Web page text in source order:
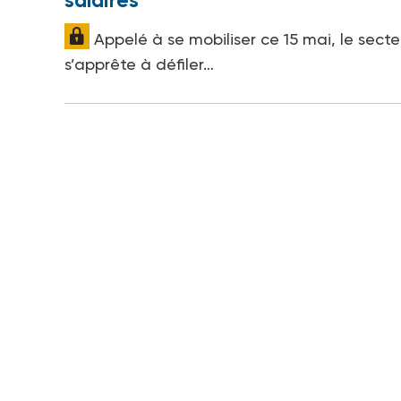
Appelé à se mobiliser ce 15 mai, le
s’apprête à défiler…